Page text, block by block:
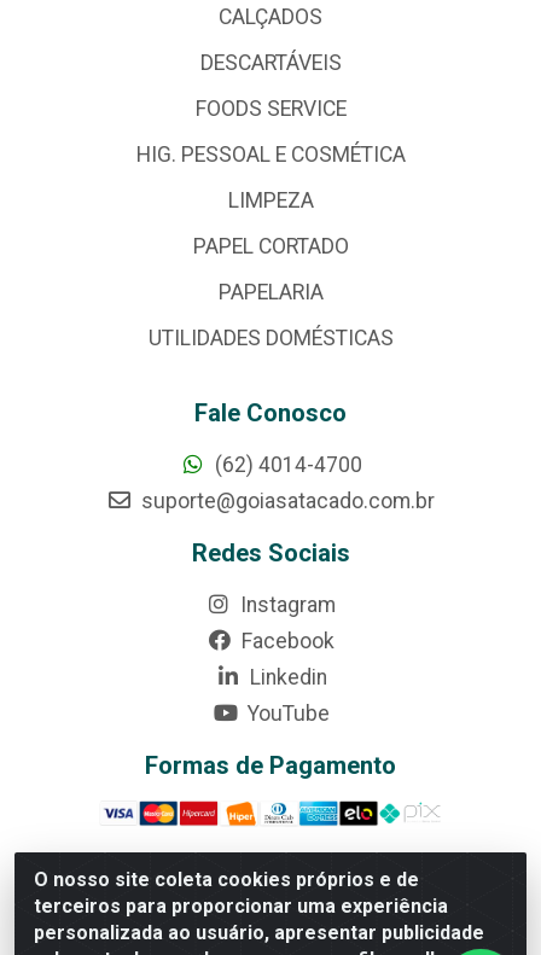
O nosso site coleta cookies próprios e de
terceiros para proporcionar uma experiência
personalizada ao usuário, apresentar publicidade
CALÇADOS
DESCARTÁVEIS
FOODS SERVICE
HIG. PESSOAL E COSMÉTICA
LIMPEZA
PAPEL CORTADO
PAPELARIA
UTILIDADES DOMÉSTICAS
Fale Conosco
(62) 4014-4700
suporte@goiasatacado.com.br
Redes Sociais
Instagram
Facebook
Linkedin
YouTube
Formas de Pagamento
Rede Brasil - Avenida Universitária, nº 3860, Jardim das
Américas II Etapa - Anápolis/GO - CEP 75070-415 -